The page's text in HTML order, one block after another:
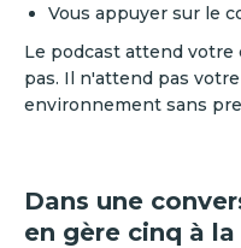
Vous appuyer sur le
Le podcast attend votre
pas. Il n'attend pas
environnement sans
Dans une
en gère cinq à